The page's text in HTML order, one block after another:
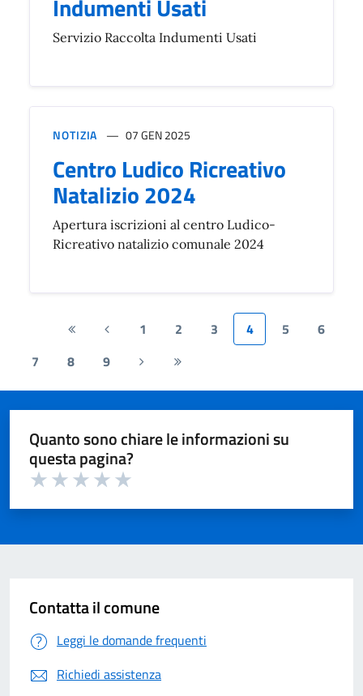
Indumenti Usati
Servizio Raccolta Indumenti Usati
NOTIZIA 07 GEN 2025
Centro Ludico Ricreativo
Natalizio 2024
Apertura iscrizioni al centro Ludico-
Ricreativo natalizio comunale 2024
Prima
pagina
Pagina
precedente
1 2 3 4 5
6
7
8 9
Pagina
successiva
Ultima
pagina
Quanto sono chiare le informazioni su
questa pagina?
Contatta il comune
Leggi le domande frequenti
Richiedi assistenza